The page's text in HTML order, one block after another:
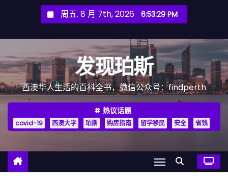
周五. 8 月 7th, 2026 6:53:30 PM
发现珀斯
西澳华人生活的百科全书，微信公众号：findperth
热议话题
covid-19 西澳大学 珀斯 购房指南 留学移民 安全 省钱